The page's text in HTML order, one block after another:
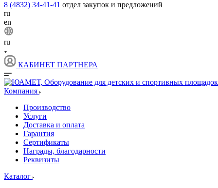
8 (4832) 34-41-41 отдел закупок и предложений
ru
en
ru
КАБИНЕТ ПАРТНЕРА
Компания
Производство
Услуги
Доставка и оплата
Гарантия
Сертификаты
Награды, благодарности
Реквизиты
Каталог